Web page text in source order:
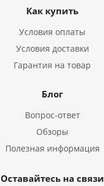
Как купить
Условия оплаты
Условия доставки
Гарантия на товар
Блог
Вопрос-ответ
Обзоры
Полезная информация
Оставайтесь на связи